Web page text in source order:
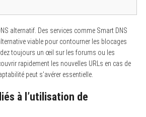
alternatif. Des services comme Smart DNS
viable pour contourner les blocages
toujours un œil sur les forums ou les
rapidement les nouvelles URLs en cas de
peut s’avérer essentielle.
à l’utilisation de